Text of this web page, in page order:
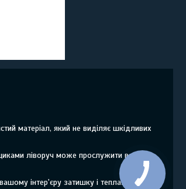
матеріал, який не виділяє шкідливих
ліворуч може прослужити вам
інтер'єру затишку і тепла.